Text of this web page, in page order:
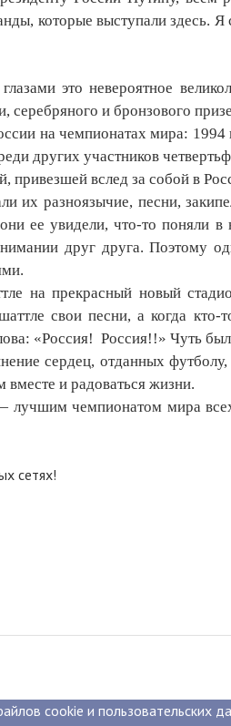
которые выступали
это невероятное
и бронзового
на чемпионатах мира:
других участников
вслед за собой в
их разноязычие, песни,
ее увидели, что-то поняли в
друг друга. Поэтому
на прекрасный новый
свои песни, а когда
«Россия! Россия!!» Чуть
сердец, отданных футболу,
и радоваться жизни.
чемпионатом мира
сетях!
cookie и пользовательских